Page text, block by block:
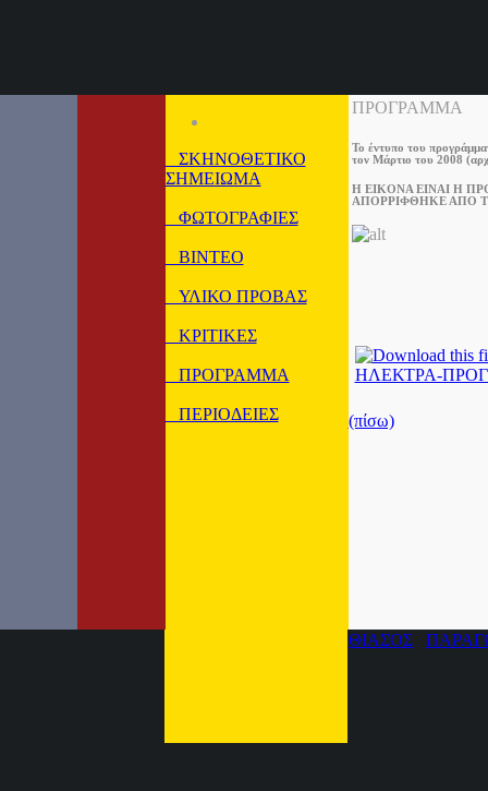
ΣΚΗΝΟΘΕΤΙΚΟ
ΣΗΜΕΙΩΜΑ
ΦΩΤΟΓΡΑΦΙΕΣ
ΒΙΝΤΕΟ
ΥΛΙΚΟ ΠΡΟΒΑΣ
ΚΡΙΤΙΚΕΣ
ΠΡΟΓΡΑΜΜΑ
ΠΕΡΙΟΔΕΙΕΣ
ΠΡΟΓΡΑΜΜΑ
Το έντυπο του
τον Μάρτιο του 2008
Η ΕΙΚΟΝΑ ΕΙΝΑΙ Η
ΑΠΟΡΡΙΦΘΗΚΕ ΑΠΟ
ΗΛΕΚΤΡΑ-
(πίσω)
ΘΙΑΣΟΣ